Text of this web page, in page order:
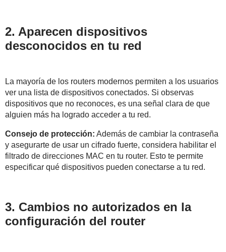
2. Aparecen dispositivos
desconocidos en tu red
La mayoría de los routers modernos permiten a los usuarios
ver una lista de dispositivos conectados. Si observas
dispositivos que no reconoces, es una señal clara de que
alguien más ha logrado acceder a tu red.
Consejo de protección: Además de cambiar la contraseña
y asegurarte de usar un cifrado fuerte, considera habilitar el
filtrado de direcciones MAC en tu router. Esto te permite
especificar qué dispositivos pueden conectarse a tu red.
3. Cambios no autorizados en la
configuración del router